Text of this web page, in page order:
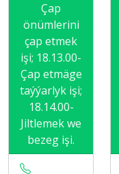
Çap
önümlerini
çap etmek
işi; 18.13.00-
Çap etmäge
taýýarlyk işi;
18.14.00-
Jiltlemek we
bezeg işi.